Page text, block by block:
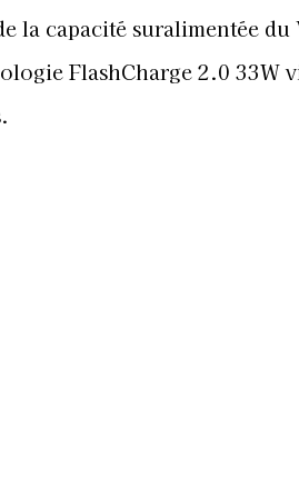
la capacité suralimentée
FlashCharge 2.0 33W